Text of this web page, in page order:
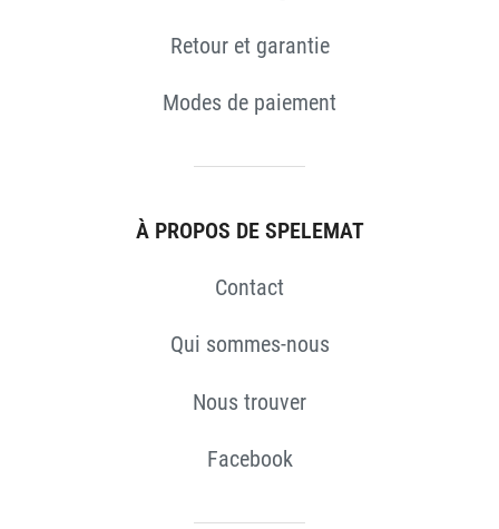
Retour et garantie
Modes de paiement
À PROPOS DE SPELEMAT
Contact
Qui sommes-nous
Nous trouver
Facebook